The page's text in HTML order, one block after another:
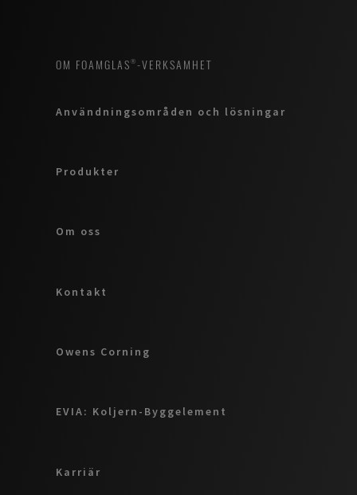
OM FOAMGLAS®-VERKSAMHET
Användningsområden och lösningar
Produkter
Om oss
Kontakt
Owens Corning
EVIA: Koljern-Byggelement
Karriär